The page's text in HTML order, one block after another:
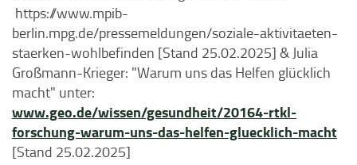
https://www.mpib-
berlin.mpg.de/pressemeldungen/soziale-aktivitaeten-
staerken-wohlbefinden [Stand 25.02.2025] & Julia
Großmann-Krieger: "Warum uns das Helfen glücklich
macht" unter:
www.geo.de/wissen/gesundheit/20164-rtkl-
forschung-warum-uns-das-helfen-gluecklich-macht
[Stand 25.02.2025]